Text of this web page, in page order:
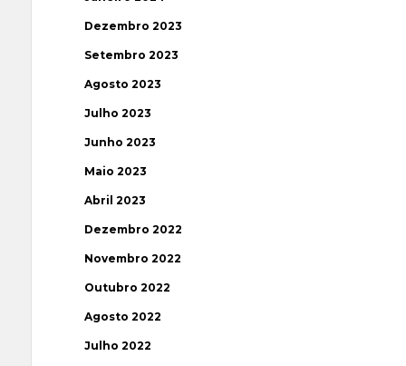
Dezembro 2023
Setembro 2023
Agosto 2023
Julho 2023
Junho 2023
Maio 2023
Abril 2023
Dezembro 2022
Novembro 2022
Outubro 2022
Agosto 2022
Julho 2022